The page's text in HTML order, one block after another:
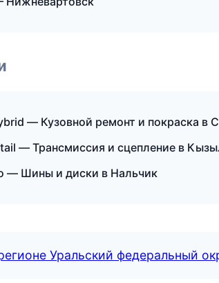
— Кузовной ремонт и покраска в
— Трансмиссия и сцепление в
— Шины и диски в Нальчик
Уральский федеральный